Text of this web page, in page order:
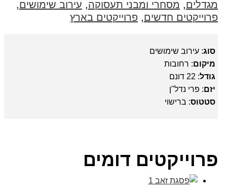
מגדלים, מסחרי ומבני תעסוקה, עירוב שימושים,
פרוייקטים חדשים, פרוייקטים בארץ
סוג: עירוב שימושים
מיקום: רחובות
גודל: 22 דונם
יזם: פרי נדל"ן
סטטוס: ברישוי
פרוייקטים דומים